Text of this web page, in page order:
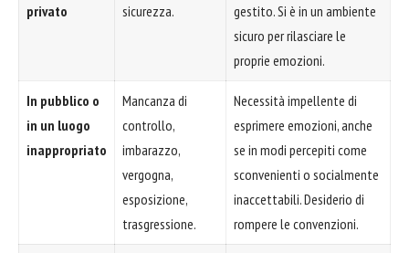
privato
sicurezza.
gestito. Si è in un ambiente
sicuro per rilasciare le
proprie emozioni.
In pubblico o
in un luogo
inappropriato
Mancanza di
controllo,
imbarazzo,
vergogna,
esposizione,
trasgressione.
Necessità impellente di
esprimere emozioni, anche
se in modi percepiti come
sconvenienti o socialmente
inaccettabili. Desiderio di
rompere le convenzioni.